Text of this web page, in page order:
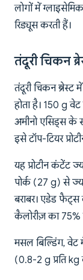
लोगों में
रिड्यूस करती हैं।
तंदूरी चिकन
तंदूरी चिकन ब्रेस्ट में
होता है। 150 g
अमीनो एसिड्स के
इसे टॉप-टियर
यह प्रोटीन कंटेंट
पोर्क (27 g) से
बराबर। एडेड फैट्स
कैलोरीज़ का 75%
मसल बिल्डिंग, वेट
(0.8-2 g प्रति kg